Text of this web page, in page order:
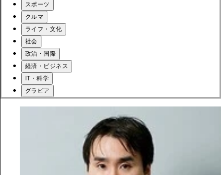
スポーツ
クルマ
ライフ・文化
社会
政治・国際
経済・ビジネス
IT・科学
グラビア